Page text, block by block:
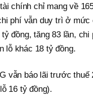
chính chỉ mang về
phí vẫn duy trì ở
đồng, tăng 83 lần,
lỗ khác 18 tỷ đồng.
vẫn báo lãi trước
16 tỷ đồng).